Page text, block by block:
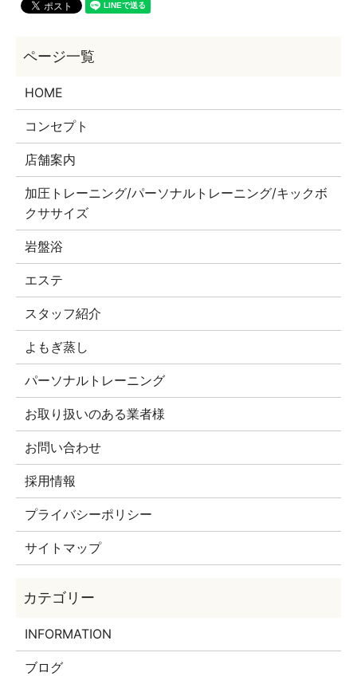
HOME
コンセプト
店舗案内
加圧トレーニング/パーソナルトレーニング/キックボ
クササイズ
岩盤浴
エステ
スタッフ紹介
よもぎ蒸し
パーソナルトレーニング
お取り扱いのある業者様
お問い合わせ
採用情報
プライバシーポリシー
サイトマップ
INFORMATION
ブログ